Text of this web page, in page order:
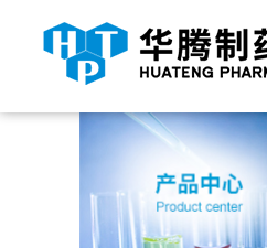
当前位置： 首页 产品中